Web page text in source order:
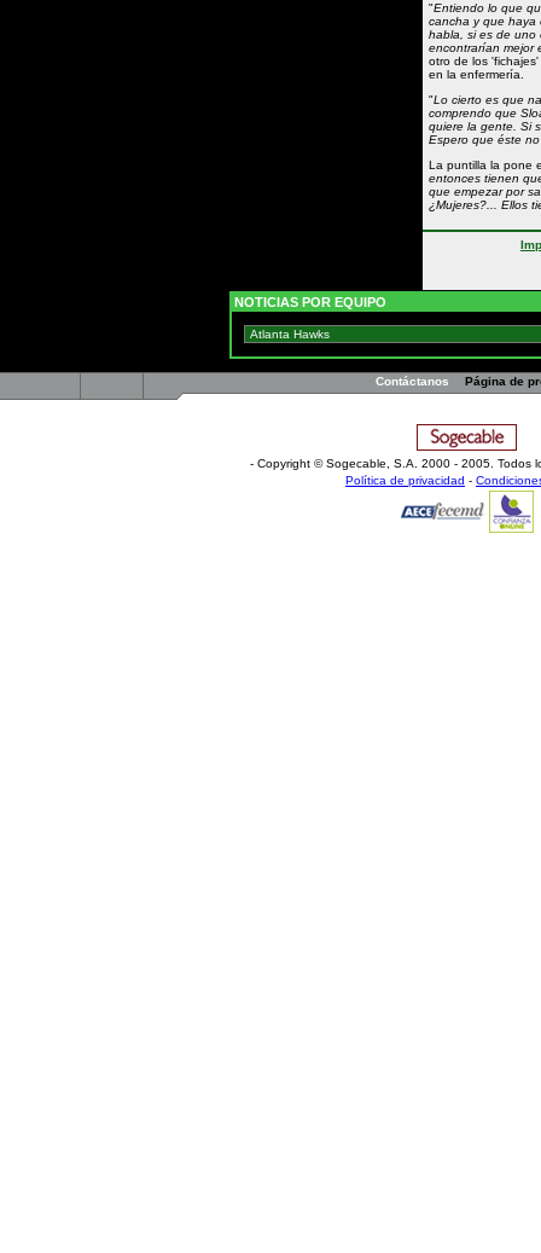
"Entiendo lo que
cancha y que haya
habla, si es de uno
encontrarían mejor
otro de los
en la enfermería.
"Lo cierto es que
comprendo que
quiere la gente. Si
Espero que éste
La puntilla la pone
entonces tienen
que empezar por
¿Mujeres?... Ellos
NOTICIAS POR EQUIPO
Contáctanos Página de
- Copyright © Sogecable, S.A. 2000 - 2005. Todos
Política de privacidad -